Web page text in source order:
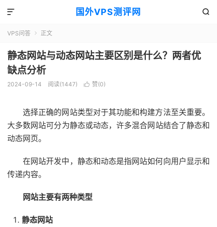
国外VPS测评网 

VPS问答  正文
静态网站与动态网站主要区别是什么？两者优
缺点分析
2024-09-14 阅读(1447)  赞(0)
选择正确的网站类型对于其功能和构建方法至关重要。
大多数网站可分为静态或动态，许多混合网站结合了静态和
动态网页。
在网站开发中，静态和动态是指网站如何向用户显示和
传递内容。
网站主要有两种类型
静态网站